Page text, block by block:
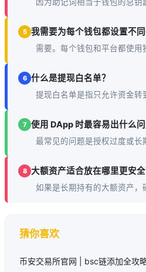
5 我需要为每个钱包都设置不同
需要。每个钱包和平台都使用
6 什么是提现白名单？
提现白名单是指只允许资金转
7 使用 DApp 时最容易出什么问
最常见的问题是授权过度或长
8 大额资产适合放在哪里更安全
如果是长期持有的大额资产，
猜你喜欢
币安交易所官网 | bsc链添加全攻